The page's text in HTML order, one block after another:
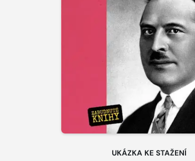
UKÁZKA KE STAŽENÍ